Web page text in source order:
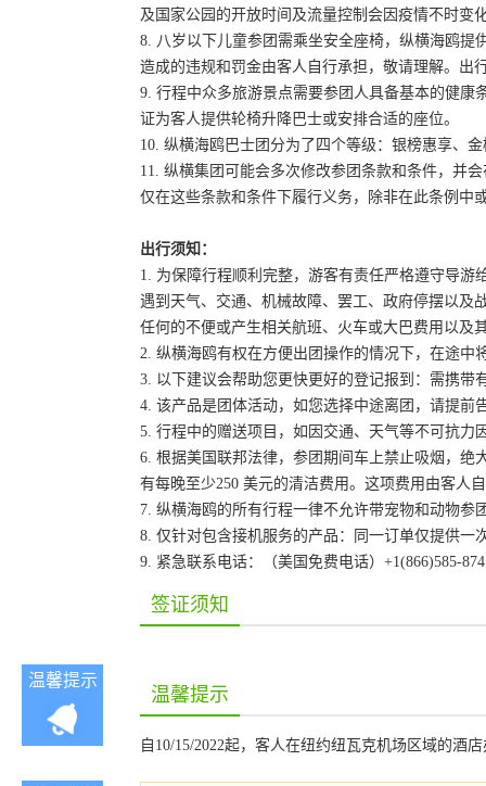
及国家公园的开放时间及流量控制会因疫情不时变
8. 八岁以下儿童参团需乘坐安全座椅，纵横海鸥提
造成的违规和罚金由客人自行承担，敬请理解。出
9. 行程中众多旅游景点需要参团人具备基本的健
证为客人提供轮椅升降巴士或安排合适的座位。
10. 纵横海鸥巴士团分为了四个等级：银榜惠享、
11. 纵横集团可能会多次修改参团条款和条件，并
仅在这些条款和条件下履行义务，除非在此条例中
出行须知：
1. 为保障行程顺利完整，游客有责任严格遵守导
遇到天气、交通、机械故障、罢工、政府停摆以及
任何的不便或产生相关航班、火车或大巴费用以及
2. 纵横海鸥有权在方便出团操作的情况下，在途
3. 以下建议会帮助您更快更好的登记报到：需携
4. 该产品是团体活动，如您选择中途离团，请提
5. 行程中的赠送项目，如因交通、天气等不可抗
6. 根据美国联邦法律，参团期间车上禁止吸烟，
有每晚至少250 美元的清洁费用。这项费用由客人
7. 纵横海鸥的所有行程一律不允许带宠物和动物参
8. 仅针对包含接机服务的产品：同一订单仅提供
9. 紧急联系电话：（美国免费电话）+1(866)585-
签证须知
温馨提示
温馨提示
自10/15/2022起，客人在纽约纽瓦克机场区域的酒